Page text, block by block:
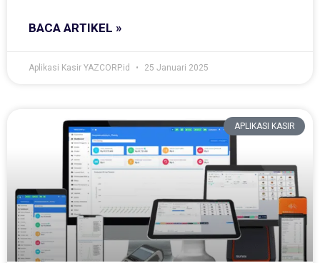
BACA ARTIKEL »
Aplikasi Kasir YAZCORP.id 25 Januari 2025
APLIKASI KASIR